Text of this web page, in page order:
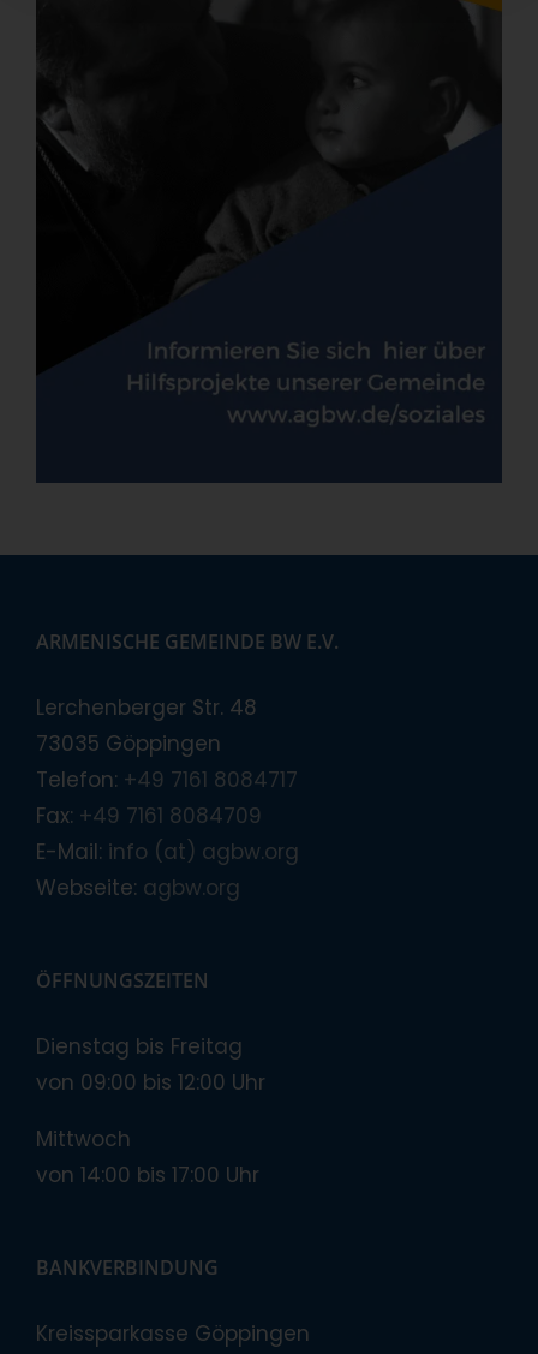
ARMENISCHE GEMEINDE BW E.V.
Lerchenberger Str. 48
73035 Göppingen
Telefon: +49 7161 8084717
Fax: +49 7161 8084709
E-Mail: info (at) agbw.org
Webseite: agbw.org
ÖFFNUNGSZEITEN
Dienstag bis Freitag
von 09:00 bis 12:00 Uhr
Mittwoch
von 14:00 bis 17:00 Uhr
BANKVERBINDUNG
Kreissparkasse Göppingen